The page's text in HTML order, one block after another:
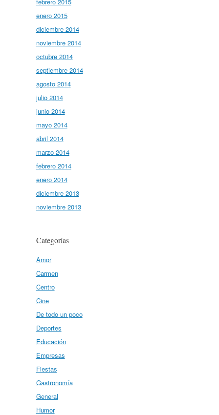
enero 2015
diciembre 2014
noviembre 2014
octubre 2014
septiembre 2014
agosto 2014
julio 2014
junio 2014
mayo 2014
abril 2014
marzo 2014
febrero 2014
enero 2014
diciembre 2013
noviembre 2013
Categorías
Amor
Carmen
Centro
Cine
De todo un poco
Deportes
Educación
Empresas
Fiestas
Gastronomía
General
Humor